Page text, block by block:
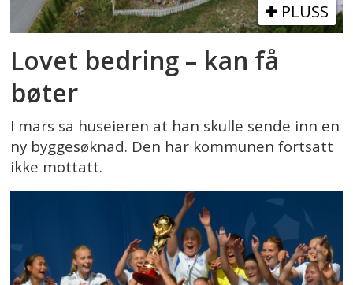
PLUSS
Lovet bedring – kan få
bøter
I mars sa huseieren at han skulle sende inn en
ny byggesøknad. Den har kommunen fortsatt
ikke mottatt.